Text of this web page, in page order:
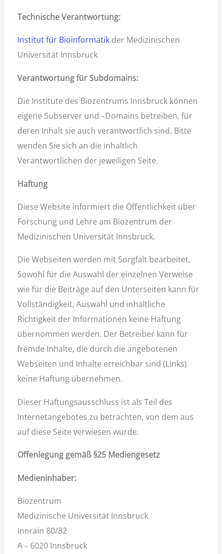
Technische Verantwortung:
Institut für Bioinformatik der Medizinischen
Universität Innsbruck
Verantwortung für Subdomains:
Die Institute des Biozentrums Innsbruck können
eigene Subserver und –Domains betreiben, für
deren Inhalt sie auch verantwortlich sind. Bitte
wenden Sie sich an die inhaltlich
Verantwortlichen der jeweiligen Seite.
Haftung
Diese Website informiert die Öffentlichkeit über
Forschung und Lehre am Biozentrum der
Medizinischen Universität Innsbruck.
Die Webseiten werden mit Sorgfalt bearbeitet.
Sowohl für die Auswahl der einzelnen Verweise
wie für die Beiträge auf den Unterseiten kann für
Vollständigkeit, Auswahl und inhaltliche
Richtigkeit der Informationen keine Haftung
übernommen werden. Der Betreiber kann für
fremde Inhalte, die durch die angebotenen
Webseiten und Inhalte erreichbar sind (Links)
keine Haftung übernehmen.
Dieser Haftungsausschluss ist als Teil des
Internetangebotes zu betrachten, von dem aus
auf diese Seite verwiesen wurde.
Offenlegung gemäß §25 Mediengesetz
Medieninhaber:
Biozentrum
Medizinische Universität Innsbruck
Innrain 80/82
A – 6020 Innsbruck